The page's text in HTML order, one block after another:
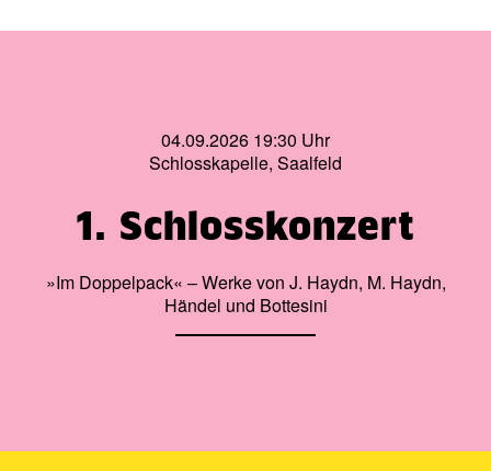
als rein elektronisches Stück entstanden, eroberte die
04.09.2026 19:30 Uhr
Schlosskapelle, Saalfeld
1. Schlosskonzert
»Im Doppelpack« – Werke von J. Haydn, M. Haydn,
Händel und Bottesini